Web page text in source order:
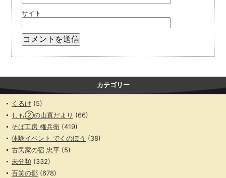
カテゴリー
くるけ (5)
しも②の山直だより (66)
そば工房 権兵衛 (419)
体験イベント でくのぼう (38)
古民家の宿 忠平 (5)
未分類 (332)
百笑の郷 (678)
サイト